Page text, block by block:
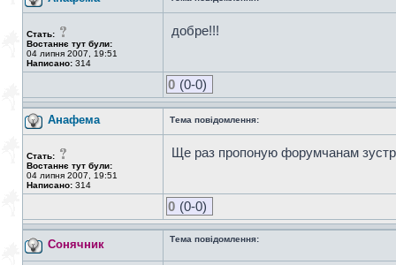
Стать:
Востаннє тут були:
04 липня 2007, 19:51
Написано: 314
добре!!!
0 (0-0)
Анафема Тема повідомлення:
Стать:
Востаннє тут були:
04 липня 2007, 19:51
Написано: 314
Ще раз пропоную форумчанам
0 (0-0)
Сонячник Тема повідомлення: